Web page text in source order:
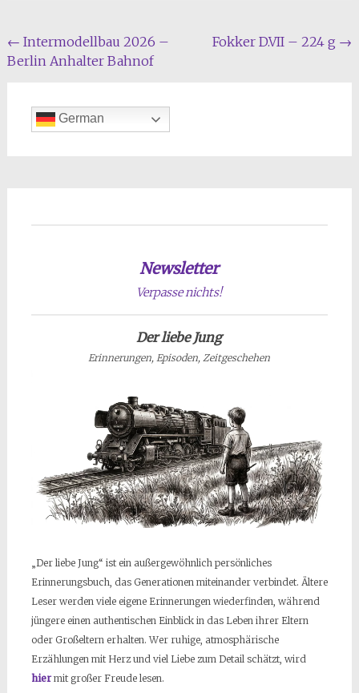
Beitragsnavigation
← Intermodellbau 2026 –
Berlin Anhalter Bahnof
Fokker D.VII – 224 g →
German
Newsletter
Verpasse nichts!
Der liebe Jung
Erinnerungen, Episoden, Zeitgeschehen
„Der liebe Jung“ ist ein außergewöhnlich persönliches
Erinnerungsbuch, das Generationen miteinander verbindet. Ältere
Leser werden viele eigene Erinnerungen wiederfinden, während
jüngere einen authentischen Einblick in das Leben ihrer Eltern
oder Großeltern erhalten. Wer ruhige, atmosphärische
Erzählungen mit Herz und viel Liebe zum Detail schätzt, wird
hiermit großer Freude lesen.